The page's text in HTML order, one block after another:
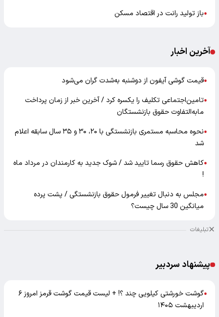
●باز تولید رانت در اقتصاد مسکن
آخرین اخبار
●قیمت گوشی آیفون از دوشنبه به‌شدت گران‌ می‌شود
●تامین‌اجتماعی تکلیف را یکسره کرد / آخرین خبر از زمان پرداخت
مابه‌التفاوت حقوق بازنشستگان
●
نحوه محاسبه مستمری بازنشستگی با ۲۰، ۳۰ و ۳۵ سال سابقه اعلام
شد
●کاهش حقوق رسما تایید شد / شوک جدید به کارمندان در مرداد ماه
!
●مجلس به دنبال تغییر فرمول حقوق بازنشستگی / پشت پرده
میانگین 30 سال چیست؟
تبلیغات
پیشنهاد سردبیر
●
گوشت خورشتی کیلویی چند ؟! + لیست قیمت گوشت قرمز امروز ۶
اردیبهشت ۱۴۰۵